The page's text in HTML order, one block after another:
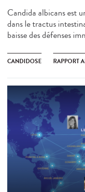
Candida albicans est
dans le tractus
baisse des défenses
CANDIDOSE RAPPORT